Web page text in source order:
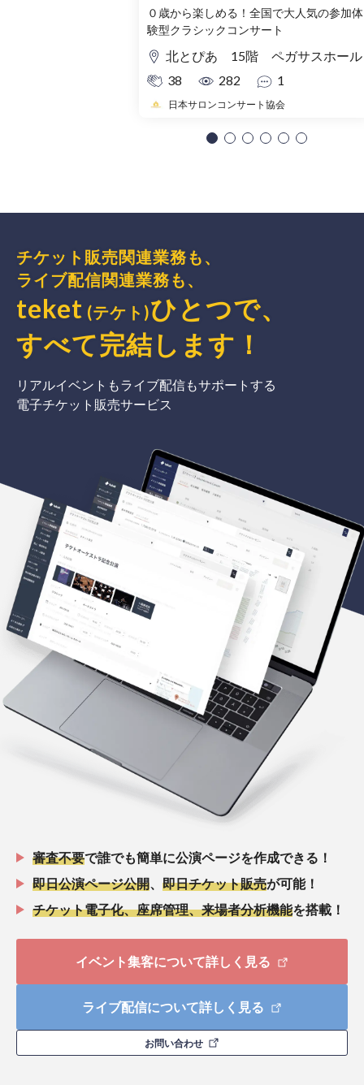
０歳から楽しめる！全国で大人気の参加体
験型クラシックコンサート
北とぴあ 15階 ペガサスホール
38
282 1
日本サロンコンサート協会
チケット販売関連業務も、
ライブ配信関連業務も、
teket (テケト)ひとつで、
すべて完結 します ！
リアルイベントもライブ配信もサポートする
電子チケット販売サービス
審査不要で誰でも簡単に公演ページを作成できる！
即日公演ページ公開
即日チケット販売が可能！
チケット電子化、座席管理、来場者分析機能を搭載！
イベント集客について詳しく見る
ライブ配信について詳しく見る
お問い合わせ